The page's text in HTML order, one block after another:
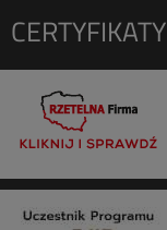
CERTYFIKATY